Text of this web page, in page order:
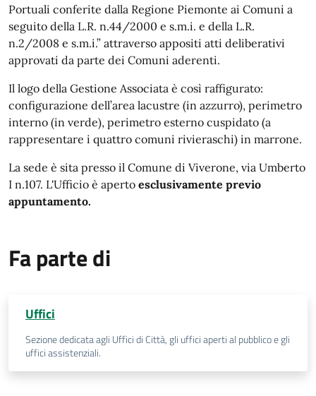
Portuali conferite dalla Regione Piemonte ai Comuni a
seguito della L.R. n.44/2000 e s.m.i. e della L.R.
n.2/2008 e s.m.i.” attraverso appositi atti deliberativi
approvati da parte dei Comuni aderenti.
Il logo della Gestione Associata è così raffigurato:
configurazione dell’area lacustre (in azzurro), perimetro
interno (in verde), perimetro esterno cuspidato (a
rappresentare i quattro comuni rivieraschi) in marrone.
La sede è sita presso il Comune di Viverone, via Umberto
I n.107. L'Ufficio è aperto esclusivamente previo
appuntamento.
Fa parte di
Uffici
Sezione dedicata agli Uffici di Città, gli uffici aperti al pubblico e gli
uffici assistenziali.